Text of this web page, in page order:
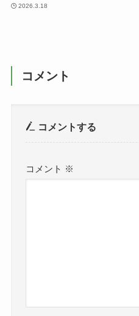
2026.3.18
コメント
コメントする
コメント ※